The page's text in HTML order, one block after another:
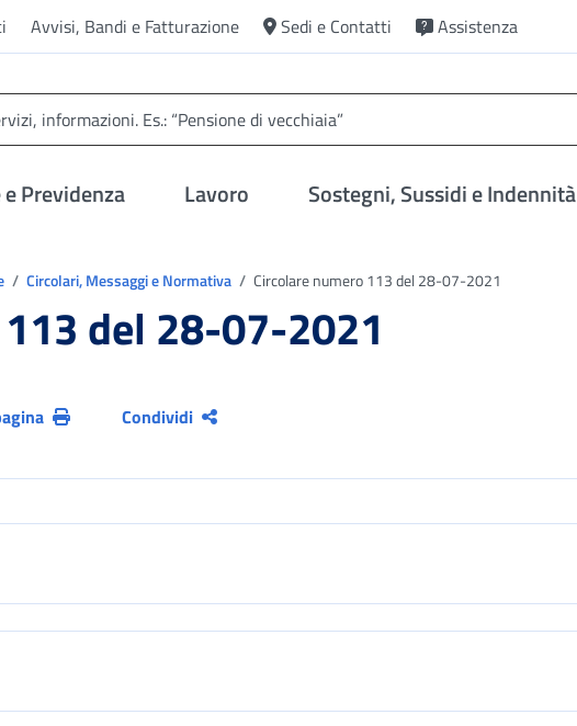
Avvisi, Bandi e Fatturazione Sedi e Contatti Assistenza
Previdenza Lavoro Sostegni, Sussidi e Indennità
Circolari, Messaggi e Normativa Circolare numero 113 del 28-07-2021
del 28-07-2021
Condividi